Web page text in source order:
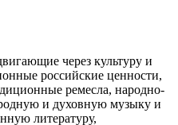
через культуру и
российские ценности,
ремесла, народно-
и духовную музыку и
литературу,